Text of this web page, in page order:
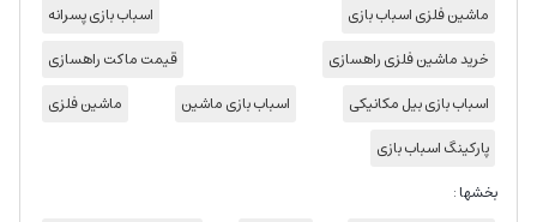
ماشین فلزی اسباب بازی
اسباب بازی پسرانه
خرید ماشین فلزی راهسازی
قیمت ماکت راهسازی
اسباب بازی بیل مکانیکی
اسباب بازی ماشین
ماشین فلزی
پارکینگ اسباب بازی
بخشها :